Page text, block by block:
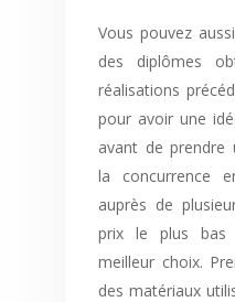
Vous pouvez
des diplômes
réalisations
pour avoir une
avant de prendre
la concurrence
auprès de
prix le plus bas
meilleur choix.
des matériaux